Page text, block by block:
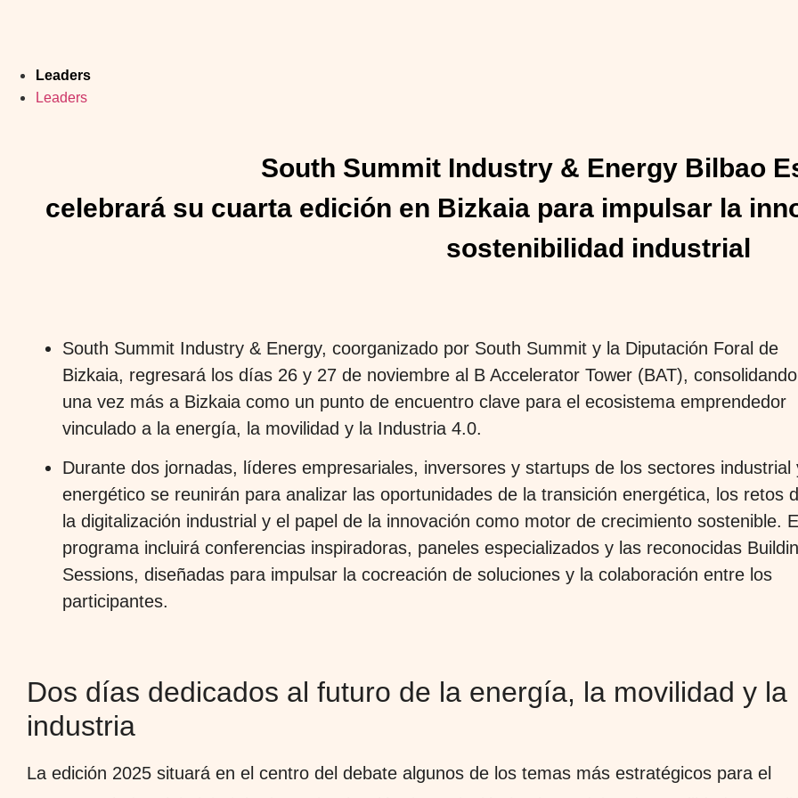
Leaders
Leaders
South Summit Industry & Energy Bilbao
celebrará su cuarta edición en Bizkaia para impulsar la
sostenibilidad industrial
South Summit Industry & Energy, coorganizado por South Summit y la Diputación Foral de
Bizkaia, regresará los días 26 y 27 de noviembre al B Accelerator Tower (BAT), consolidando
una vez más a Bizkaia como un punto de encuentro clave para el ecosistema emprendedor
vinculado a la energía, la movilidad y la Industria 4.0.
Durante dos jornadas, líderes empresariales, inversores y startups de los sectores industrial
energético se reunirán para analizar las oportunidades de la transición energética, los retos
la digitalización industrial y el papel de la innovación como motor de crecimiento sostenible. El
programa incluirá conferencias inspiradoras, paneles especializados y las reconocidas
Sessions, diseñadas para impulsar la cocreación de soluciones y la colaboración entre los
participantes.
Dos días dedicados al futuro de la energía, la movilidad y la
industria
La edición 2025 situará en el centro del debate algunos de los temas más estratégicos para el